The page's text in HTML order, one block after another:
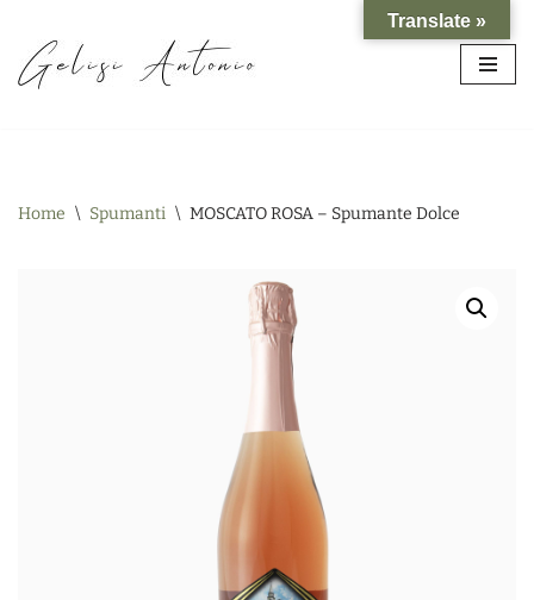
Vai
al
Home \ Spumanti \ MOSCATO ROSA – Spumante Dolce
Translate »